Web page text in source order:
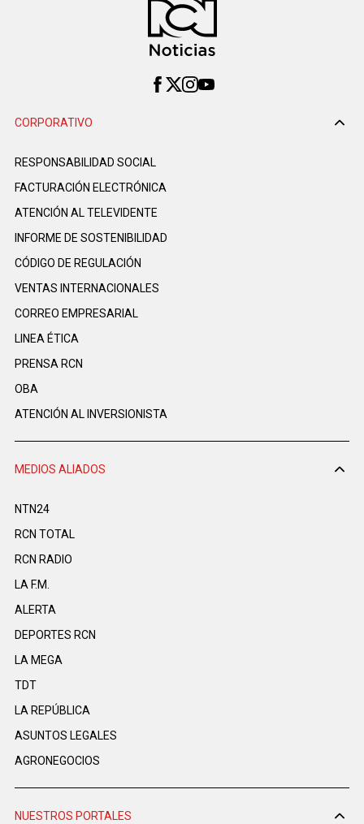
CORPORATIVO
RESPONSABILIDAD SOCIAL
FACTURACIÓN ELECTRÓNICA
ATENCIÓN AL TELEVIDENTE
INFORME DE SOSTENIBILIDAD
CÓDIGO DE REGULACIÓN
VENTAS INTERNACIONALES
CORREO EMPRESARIAL
LINEA ÉTICA
PRENSA RCN
OBA
ATENCIÓN AL INVERSIONISTA
MEDIOS ALIADOS
NTN24
RCN TOTAL
RCN RADIO
LA F.M.
ALERTA
DEPORTES RCN
LA MEGA
TDT
LA REPÚBLICA
ASUNTOS LEGALES
AGRONEGOCIOS
NUESTROS PORTALES